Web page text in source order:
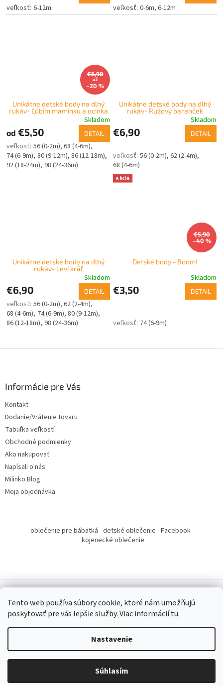
Tento web používa súbory cookie, ktoré nám umožňujú
poskytovať pre vás lepšie služby.Viac informáciítu.
Nastavenie
Súhlasím
6-12m 0-6m 6-12m
€6,90
až
–20 %
Unikátne detské body na dlhý
rukáv- Ľúbim maminku a ocinka
Skladom
od €5,50 DETAIL
56 (0-2m) 68 (4-6m)
74 (6-9m) 80 (9-12m) 86 (12-18m)
92 (18-24m) 98 (24-36m)
Unikátne detské body na dlhý
rukáv- Ružový baranček
Skladom
€6,90 DETAIL
56 (0-2m) 62 (2-4m)
68 (4-6m)
Unikátne detské body na dlhý
rukáv- Leví kráľ
Skladom
€6,90 DETAIL
56 (0-2m) 62 (2-4m)
68 (4-6m) 74 (6-9m) 80 (9-12m)
86 (12-18m) 98 (24-36m)
Akcia
€5,90
–40 %
Detské body - Boom!
Skladom
€3,50 DETAIL
74 (6-9m)
Informácie pre Vás
Kontakt
Dodanie/Vrátenie tovaru
Tabuľka veľkostí
Obchodné podmienky
Ako nakupovať
Napísali o nás
Milinko Blog
Moja objednávka
oblečenie pre bábätká detské oblečenie Facebook
kojenecké oblečenie
Copyright 2026Milinko oblečenie. Všetky práva vyhradené.